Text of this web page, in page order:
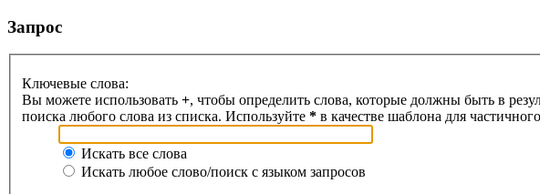
Запрос
Ключевые слова:
Вы можете использовать +, чтобы определить слова, которые должны быть в
поиска любого слова из списка. Используйте * в качестве шаблона для
Искать все слова
Искать любое слово/поиск с языком запросов